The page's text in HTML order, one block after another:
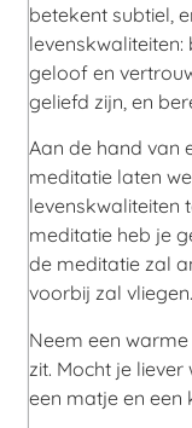
betekent subtiel,
levenskwaliteiten:
geloof en
geliefd zijn, en
Aan de hand van
meditatie laten
levenskwaliteiten
meditatie heb je
de meditatie zal
voorbij zal vliegen.
Neem een
zit. Mocht je
een matje en een